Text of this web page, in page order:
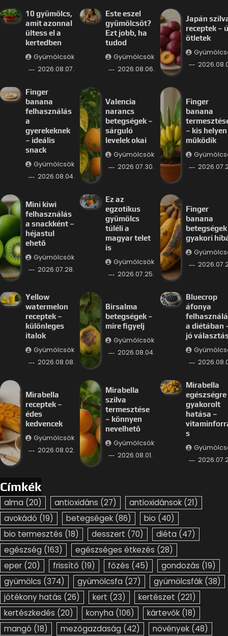
10 gyümölcs,
amit azonnal
ültess el a
kertedben
Gyümölcsök
2026.08.07.
Este eszel
gyümölcsöt?
Ezt jobb, ha
tudod
Gyümölcsök
2026.08.06.
Japán
receptek –
ötletek
Finger
banana
felhasználás
a
gyerekeknek
– ideális
snack
Gyümölcsök
2026.08.04.
Valencia
narancs
betegségek –
sárguló
levelek okai
Gyümölcsök
2026.07.30.
Finger
banana
– kis
működik
Mini kiwi
felhasználás
a snackként –
héjastul
ehető
Gyümölcsök
2026.07.28.
Ez az
egzotikus
gyümölcs
túléli a
magyar telet
is
Gyümölcsök
2026.07.25.
Finger
banana
betegségek
gyakori
Yellow
watermelon
receptek –
különleges
italok
Gyümölcsök
2026.08.08.
Birsalma
betegségek –
mire figyelj
Gyümölcsök
2026.08.04.
Bluecrop
áfonya
a diétában
jó
Mirabella
receptek –
édes
kedvencek
Gyümölcsök
2026.08.02.
Mirabella
szilva
termesztése
– könnyen
nevelhető
Gyümölcsök
2026.08.01.
Mirabella
egészségre
gyakorolt
hatása –
s
Címkék
alma (20) antioxidáns (27) antioxidánsok (21)
avokádó (19) betegségek (86) bio (40)
bio termesztés (18) desszert (70) diéta (47)
egészség (163) egészséges étkezés (28)
eper (20) frissítő (19) főzés (45) gondozás (19)
gyümölcs (374) gyümölcsfa (27) gyümölcsfák (38)
jótékony hatás (26) kert (23) kertészet (221)
kertészkedés (20) konyha (106) kártevők (18)
mangó (18) mezőgazdaság (42) növények (48)